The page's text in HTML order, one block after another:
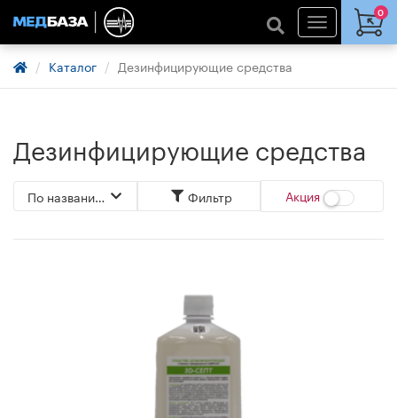
0
Каталог Дезинфицирующие средства
Дезинфицирующие средства
По названию А->Я Фильтр Акция